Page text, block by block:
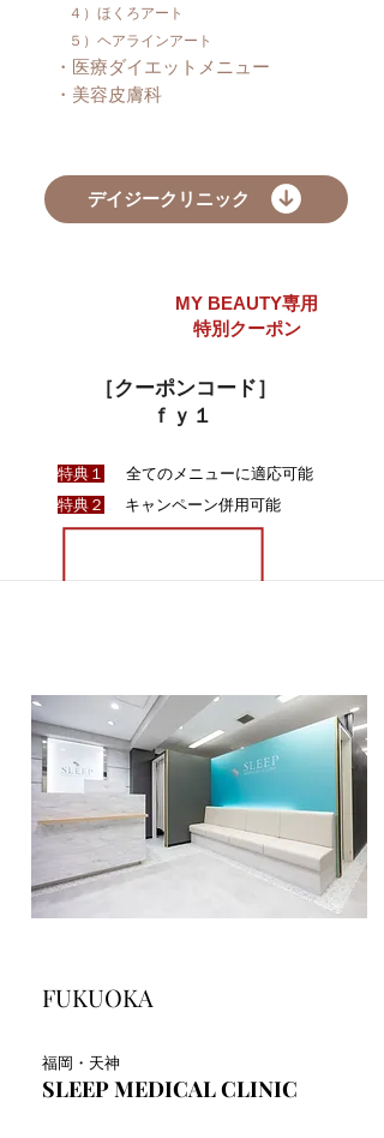
４）ほくろアート
５）ヘアラインアート
・医療ダイエットメニュー
​・美容皮膚科
デイジークリニック
MY BEAUTY専用
​ 特別クーポン
特典１ 全てのメニューに適応可能
特典２ キャンペーン併用可能
［クーポンコード］
ｆｙ１
FUKUOKA
福岡・天神
SLEEP MEDICAL CLINIC